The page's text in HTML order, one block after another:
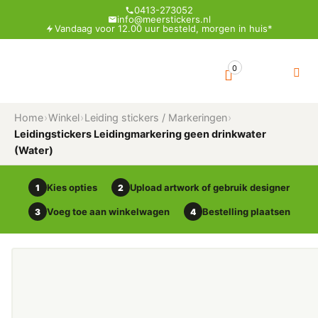
0413-273052
info@meerstickers.nl
Vandaag voor 12.00 uur besteld, morgen in huis*
0
Home›Winkel›Leiding stickers / Markeringen›
Leidingstickers Leidingmarkering geen drinkwater
(Water)
1 Kies opties 2 Upload artwork of gebruik designer
3 Voeg toe aan winkelwagen 4 Bestelling plaatsen